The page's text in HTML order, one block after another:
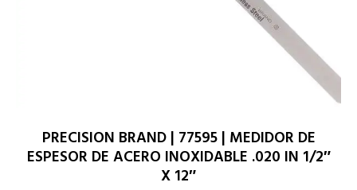
PRECISION BRAND | 77595 | MEDIDOR DE
ESPESOR DE ACERO INOXIDABLE .020 IN 1/2″
X 12″